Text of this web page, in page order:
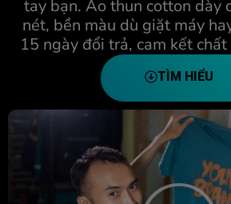
tay bạn. Áo thun cotton dày
nét, bền màu dù giặt máy
15 ngày đổi trả, cam kết
TÌM HIỂU